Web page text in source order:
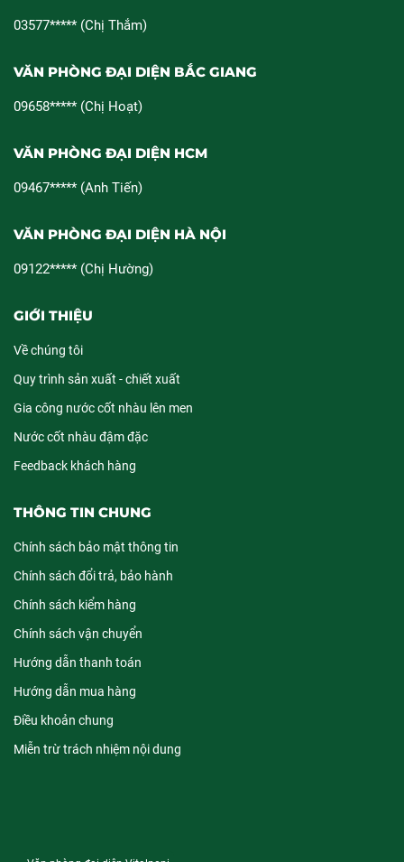
03577***** (Chị Thắm)
VĂN PHÒNG ĐẠI DIỆN BẮC GIANG
09658***** (Chị Hoạt)
VĂN PHÒNG ĐẠI DIỆN HCM
09467***** (Anh Tiến)
VĂN PHÒNG ĐẠI DIỆN HÀ NỘI
09122***** (Chị Hường)
GIỚI THIỆU
Về chúng tôi
Quy trình sản xuất - chiết xuất
Gia công nước cốt nhàu lên men
Nước cốt nhàu đậm đặc
Feedback khách hàng
THÔNG TIN CHUNG
Chính sách bảo mật thông tin
Chính sách đổi trả, bảo hành
Chính sách kiểm hàng
Chính sách vận chuyển
Hướng dẫn thanh toán
Hướng dẫn mua hàng
Điều khoản chung
Miễn trừ trách nhiệm nội dung